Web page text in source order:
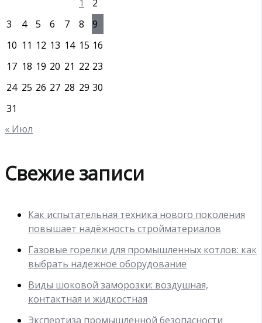
1
2
3
4 5 6 7 8
9
10 11 12 13 14 15 16
17 18 19 20 21 22 23
24 25 26 27 28 29 30
31
« Июл
Свежие записи
Как испытательная техника нового поколения
повышает надёжность стройматериалов
Газовые горелки для промышленных котлов: как
выбрать надежное оборудование
Виды шоковой заморозки: воздушная,
контактная и жидкостная
Экспертиза промышленной безопасности